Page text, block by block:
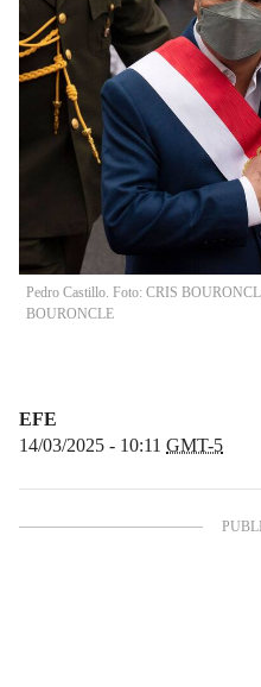
Pedro Castillo. Foto: CRIS
BOURONCLE
EFE
14/03/2025 - 10:11 GMT-5